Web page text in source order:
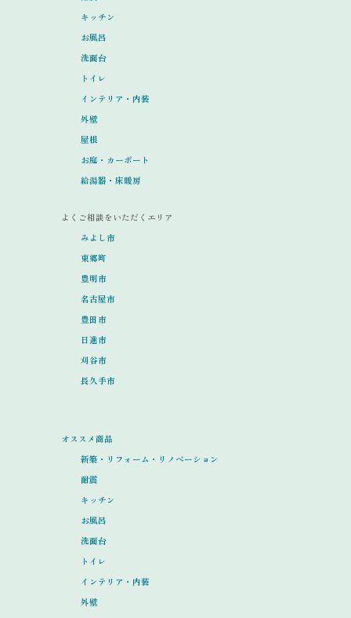
キッチン
お風呂
洗面台
トイレ
インテリア・内装
外壁
屋根
お庭・カーポート
給湯器・床暖房
よくご相談をいただくエリア
みよし市
東郷町
豊明市
名古屋市
豊田市
日進市
刈谷市
長久手市
オススメ商品
新築・リフォーム・リノベーション
耐震
キッチン
お風呂
洗面台
トイレ
インテリア・内装
外壁